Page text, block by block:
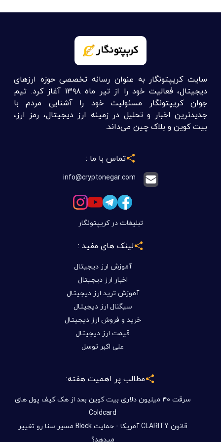
سایت کریپتونگار به عنوان رسانه تخصصی حوزه ارزهای
دیجیتال، فعالیت خود را از تیر ماه ۱۳۹۸ آغاز کرد. تیم
جوان کریپتونگار مسئولیت خود را آشنایی مردم با
جدیدترین اخبار و تحلیل در زمینه ارز دیجیتال، رمز ارز،
بیت کوین و بلاک چین می‌داند.
تماس با ما :
info@cryptonegar.com
تبلیغات در کریپتونگار
لینک های مفید :
آموزش ارز دیجیتال
اخبار ارز دیجیتال
آموزش ترید ارز دیجیتال
سیگنال ارز دیجیتال
خرید و فروش ارز دیجیتال
قیمت ارز دیجیتال
علی اکبر توسل
مطالب پر اهمیت هفته:
سرقت ۴۰ میلیون دلاری بیت کوین بعد از هک کیف پول های
Coldcard
قانون CLARITY آمریکا - حمایت Block مسیر سنا رو تغییر
میدهد؟